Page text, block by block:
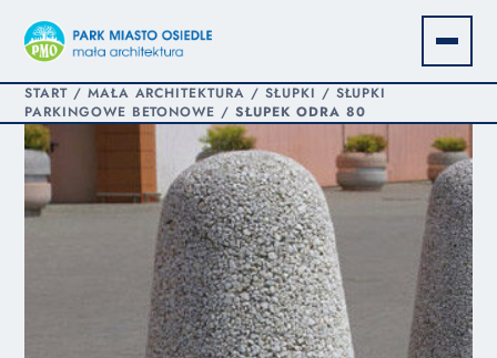
START/ MAŁA ARCHITEKTURA / SŁUPKI / SŁUPKI
PARKINGOWE BETONOWE /SŁUPEK ODRA 80